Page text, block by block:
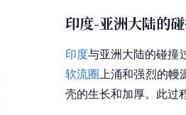
印度-亚洲大陆的
印度与亚洲 大陆的碰撞
软流圈上涌和强烈的幔
壳的生长和加厚。此过